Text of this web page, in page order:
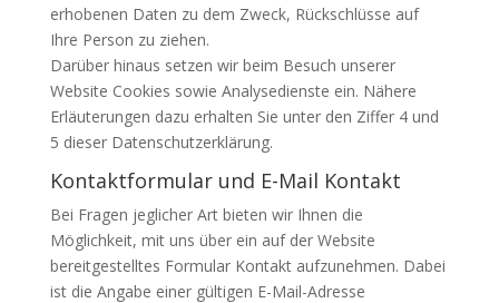
erhobenen Daten zu dem Zweck, Rückschlüsse auf
Ihre Person zu ziehen.
Darüber hinaus setzen wir beim Besuch unserer
Website Cookies sowie Analysedienste ein. Nähere
Erläuterungen dazu erhalten Sie unter den Ziffer 4 und
5 dieser Datenschutzerklärung.
Kontaktformular und E-Mail Kontakt
Bei Fragen jeglicher Art bieten wir Ihnen die
Möglichkeit, mit uns über ein auf der Website
bereitgestelltes Formular Kontakt aufzunehmen. Dabei
ist die Angabe einer gültigen E-Mail-Adresse